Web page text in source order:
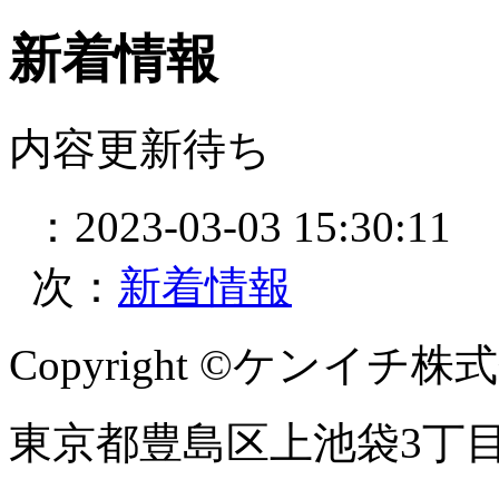
新着情報
内容更新待ち
：2023-03-03 15:30:11
次： 新着情報
Copyright ©ケンイチ株
東京都豊島区上池袋3丁